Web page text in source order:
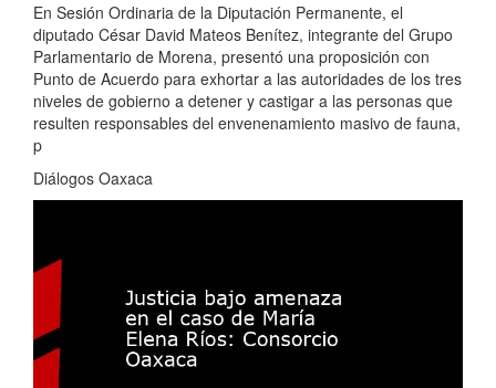
En Sesión Ordinaria de la Diputación Permanente, el
diputado César David Mateos Benítez, integrante del Grupo
Parlamentario de Morena, presentó una proposición con
Punto de Acuerdo para exhortar a las autoridades de los tres
niveles de gobierno a detener y castigar a las personas que
resulten responsables del envenenamiento masivo de fauna,
p
Diálogos Oaxaca